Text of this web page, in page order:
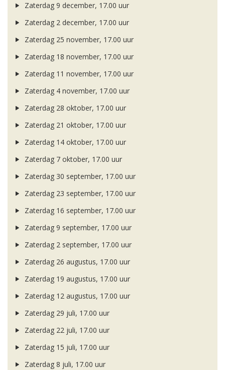
Zaterdag 9 december, 17.00 uur
Zaterdag 2 december, 17.00 uur
Zaterdag 25 november, 17.00 uur
Zaterdag 18 november, 17.00 uur
Zaterdag 11 november, 17.00 uur
Zaterdag 4 november, 17.00 uur
Zaterdag 28 oktober, 17.00 uur
Zaterdag 21 oktober, 17.00 uur
Zaterdag 14 oktober, 17.00 uur
Zaterdag 7 oktober, 17.00 uur
Zaterdag 30 september, 17.00 uur
Zaterdag 23 september, 17.00 uur
Zaterdag 16 september, 17.00 uur
Zaterdag 9 september, 17.00 uur
Zaterdag 2 september, 17.00 uur
Zaterdag 26 augustus, 17.00 uur
Zaterdag 19 augustus, 17.00 uur
Zaterdag 12 augustus, 17.00 uur
Zaterdag 29 juli, 17.00 uur
Zaterdag 22 juli, 17.00 uur
Zaterdag 15 juli, 17.00 uur
Zaterdag 8 juli, 17.00 uur